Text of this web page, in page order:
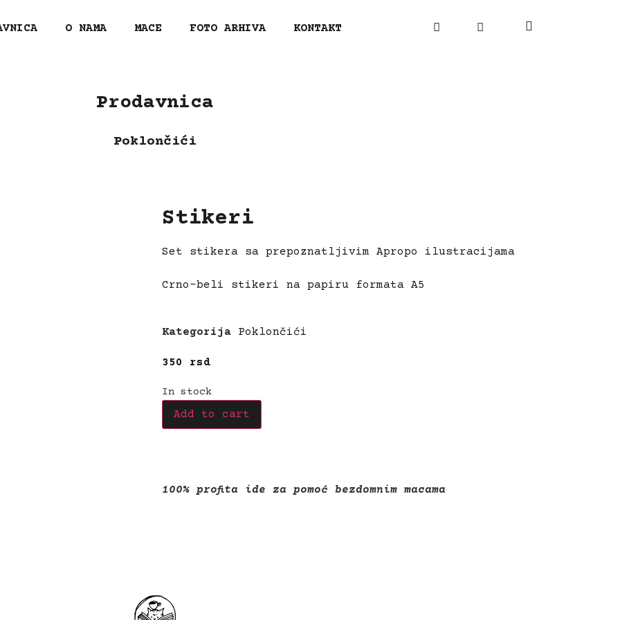
O NAMA MACE FOTO ARHIVA KONTAKT
Prodavnica
Poklončići
Stikeri
Set stikera sa prepoznatljivim Apropo ilustracijama
Crno-beli stikeri na papiru formata A5
Kategorija Poklončići
350 rsd
In stock
Add to cart
100% profita ide za pomoć bezdomnim macama